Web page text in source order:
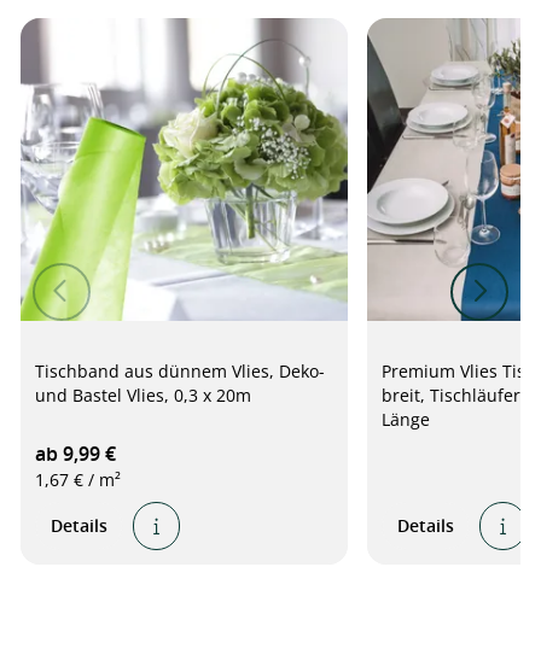
Tischband aus dünnem Vlies, Deko-
und Bastel Vlies, 0,3 x 20m
ab 9,99 €
1,67 € / m²
Details
Premium Vlies
breit, Tischläufer
Länge
Details